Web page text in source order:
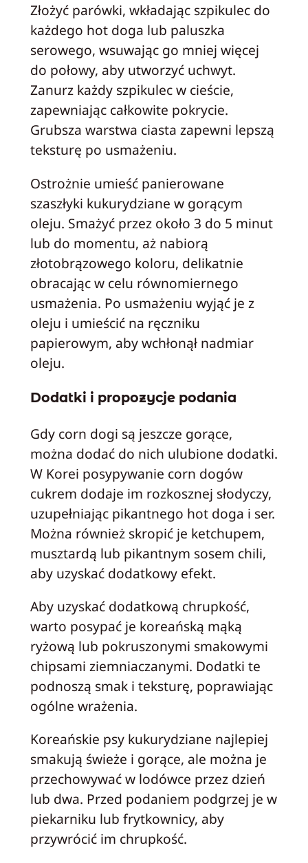
Złożyć parówki, wkładając szpikulec do
każdego hot doga lub paluszka
serowego, wsuwając go mniej więcej
do połowy, aby utworzyć uchwyt.
Zanurz każdy szpikulec w cieście,
zapewniając całkowite pokrycie.
Grubsza warstwa ciasta zapewni lepszą
teksturę po usmażeniu.
Ostrożnie umieść panierowane
szaszłyki kukurydziane w gorącym
oleju. Smażyć przez około 3 do 5 minut
lub do momentu, aż nabiorą
złotobrązowego koloru, delikatnie
obracając w celu równomiernego
usmażenia. Po usmażeniu wyjąć je z
oleju i umieścić na ręczniku
papierowym, aby wchłonął nadmiar
oleju.
Dodatki i propozycje podania
Gdy corn dogi są jeszcze gorące,
można dodać do nich ulubione dodatki.
W Korei posypywanie corn dogów
cukrem dodaje im rozkosznej słodyczy,
uzupełniając pikantnego hot doga i ser.
Można również skropić je ketchupem,
musztardą lub pikantnym sosem chili,
aby uzyskać dodatkowy efekt.
Aby uzyskać dodatkową chrupkość,
warto posypać je koreańską mąką
ryżową lub pokruszonymi smakowymi
chipsami ziemniaczanymi. Dodatki te
podnoszą smak i teksturę, poprawiając
ogólne wrażenia.
Koreańskie psy kukurydziane najlepiej
smakują świeże i gorące, ale można je
przechowywać w lodówce przez dzień
lub dwa. Przed podaniem podgrzej je w
piekarniku lub frytkownicy, aby
przywrócić im chrupkość.